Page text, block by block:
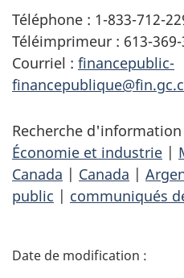
Téléphone : 1-833-712-
Téléimprimeur : 613-369-
Courriel : financepublic-
Recherche
Économie et industrie |
Canada | Canada |
public | communiqués
D